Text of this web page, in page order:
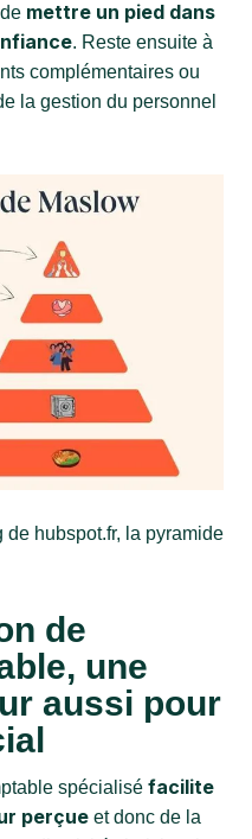
mettre un pied dans
. Reste ensuite à
complémentaires ou
la gestion du personnel
de hubspot.fr, la pyramide
de
une
aussi pour
spécialisé facilite
perçue et donc de la